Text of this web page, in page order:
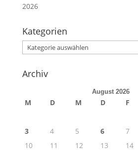
2026
Kategorien
Kategorien
Archiv
August 2026
M D M D F
3
4 5 6 7
10
11 12 13 14